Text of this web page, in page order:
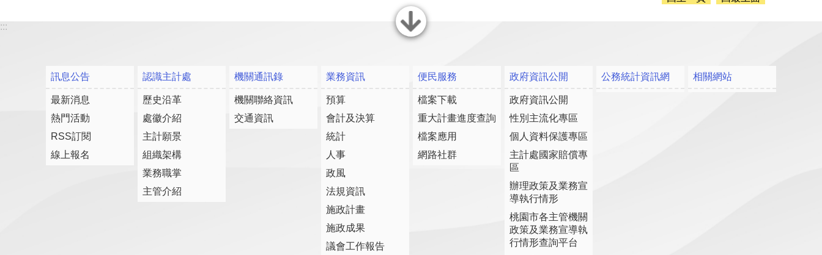
關閉
:::
訊息公告
最新消息
熱門活動
RSS訂閱
線上報名
認識主計處
歷史沿革
處徽介紹
主計願景
組織架構
業務職掌
主管介紹
機關通訊錄
機關聯絡資訊
交通資訊
業務資訊
預算
會計及決算
統計
人事
政風
法規資訊
施政計畫
施政成果
議會工作報告
便民服務
檔案下載
重大計畫進度查詢
檔案應用
網路社群
政府資訊公開
政府資訊公開
性別主流化專區
個人資料保護專區
主計處國家賠償專
區
辦理政策及業務宣
導執行情形
桃園市各主管機關
政策及業務宣導執
行情形查詢平台
公務統計資訊網 相關網站